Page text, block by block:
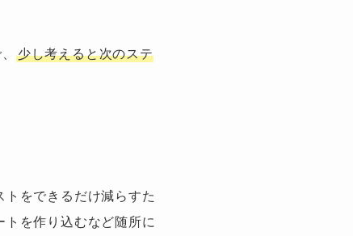
少し考えると次のステ
をできるだけ減らすた
トを作り込むなど随所に